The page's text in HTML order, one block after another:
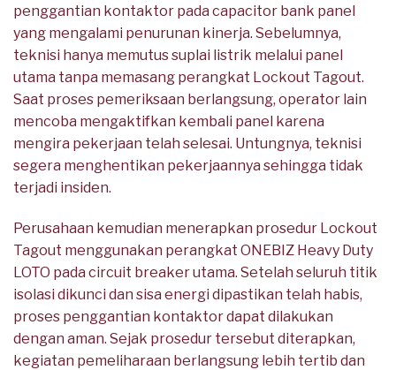
penggantian kontaktor pada capacitor bank panel
yang mengalami penurunan kinerja. Sebelumnya,
teknisi hanya memutus suplai listrik melalui panel
utama tanpa memasang perangkat Lockout Tagout.
Saat proses pemeriksaan berlangsung, operator lain
mencoba mengaktifkan kembali panel karena
mengira pekerjaan telah selesai. Untungnya, teknisi
segera menghentikan pekerjaannya sehingga tidak
terjadi insiden.
Perusahaan kemudian menerapkan prosedur Lockout
Tagout menggunakan perangkat ONEBIZ Heavy Duty
LOTO pada circuit breaker utama. Setelah seluruh titik
isolasi dikunci dan sisa energi dipastikan telah habis,
proses penggantian kontaktor dapat dilakukan
dengan aman. Sejak prosedur tersebut diterapkan,
kegiatan pemeliharaan berlangsung lebih tertib dan